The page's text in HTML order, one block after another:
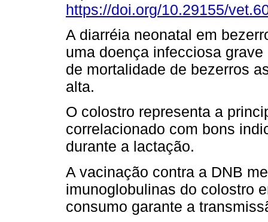
https://doi.org/10.29155/
A diarréia neonatal em
uma doença infecciosa
de mortalidade de bezerros
alta.
O colostro representa a
correlacionado com bons
durante a lactação.
A vacinação contra a DNB
imunoglobulinas do colostro
consumo garante a